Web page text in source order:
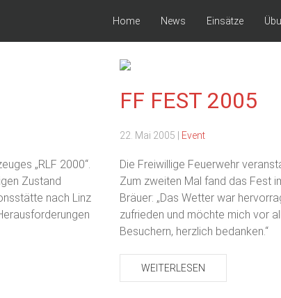
Home News Einsätze
„RLF 2000“.
Zustand
nach Linz
FF FEST 2005
22. Mai 2005 Event
Die Freiwillige Feuerwehr
Zum zweiten Mal fand das Fest
Bräuer: „Das Wetter war
zufrieden und möchte mich vor
Besuchern, herzlich bedanken.“
WEITERLESEN